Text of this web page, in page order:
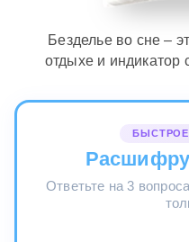
Безделье во сне –
отдыхе и индикатор
Ответьте на 3